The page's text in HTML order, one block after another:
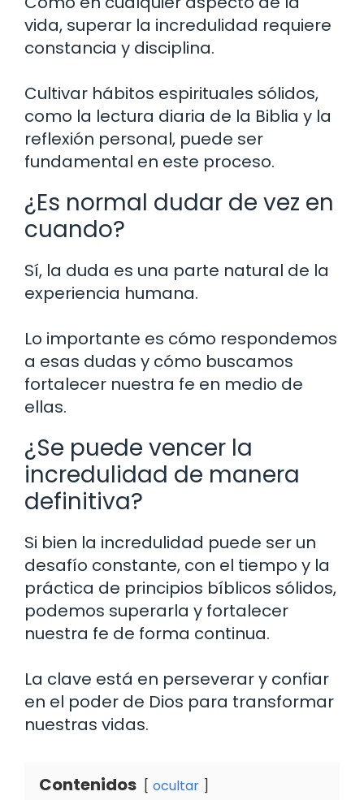
vida, superar la incredulidad requiere
constancia y disciplina.
Cultivar hábitos espirituales sólidos,
como la lectura diaria de la Biblia y la
reflexión personal, puede ser
fundamental en este proceso.
¿Es normal dudar de vez en
cuando?
Sí, la duda es una parte natural de la
experiencia humana.
Lo importante es cómo respondemos
a esas dudas y cómo buscamos
fortalecer nuestra fe en medio de
ellas.
¿Se puede vencer la
incredulidad de manera
definitiva?
Si bien la incredulidad puede ser un
desafío constante, con el tiempo y la
práctica de principios bíblicos sólidos,
podemos superarla y fortalecer
nuestra fe de forma continua.
La clave está en perseverar y confiar
en el poder de Dios para transformar
nuestras vidas.
Contenidos ocultar